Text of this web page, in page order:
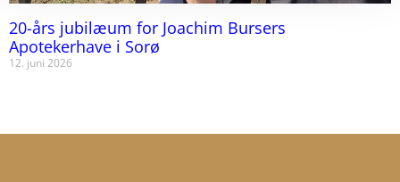
20-års jubilæum for Joachim Bursers
Apotekerhave i Sorø
12. juni 2026